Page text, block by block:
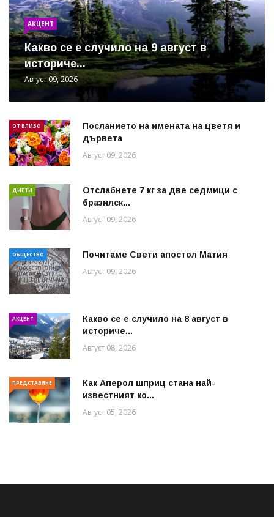
АКЦЕНТ
Какво се е случило на 9 август в
историче...
Август 09, 2026
ОТ БЛИЗО
Посланието на имената на цветя и
дървета
Август 09, 2026
ДИЕТИ
Отслабнете 7 кг за две седмици с
бразилск...
Август 09, 2026
ОБЩЕСТВО Почитаме Свети апостол Матия
Август 09, 2026
АКЦЕНТ
Какво се е случило на 8 август в
историче...
Август 08, 2026
ПРЕДСТАВЯНЕ
Как Аперол шприц стана най-
известният ко...
Август 05, 2026